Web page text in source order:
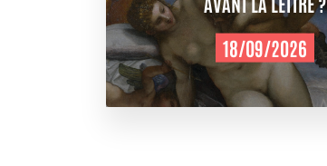
18/09/2026